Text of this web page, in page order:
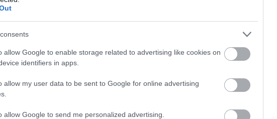
allow Google to enable storage related to advertising like cookies on
identifiers in apps.
allow my user data to be sent to Google for online advertising
allow Google to send me personalized advertising.
R
4
4
W 13